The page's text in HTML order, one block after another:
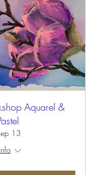
Aquarel &
13